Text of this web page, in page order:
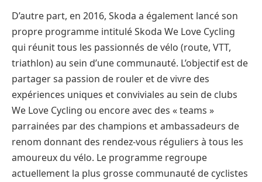
D’autre part, en 2016, Skoda a également lancé son
propre programme intitulé Skoda We Love Cycling
qui réunit tous les passionnés de vélo (route, VTT,
triathlon) au sein d’une communauté. L’objectif est de
partager sa passion de rouler et de vivre des
expériences uniques et conviviales au sein de clubs
We Love Cycling ou encore avec des « teams »
parrainées par des champions et ambassadeurs de
renom donnant des rendez-vous réguliers à tous les
amoureux du vélo. Le programme regroupe
actuellement la plus grosse communauté de cyclistes